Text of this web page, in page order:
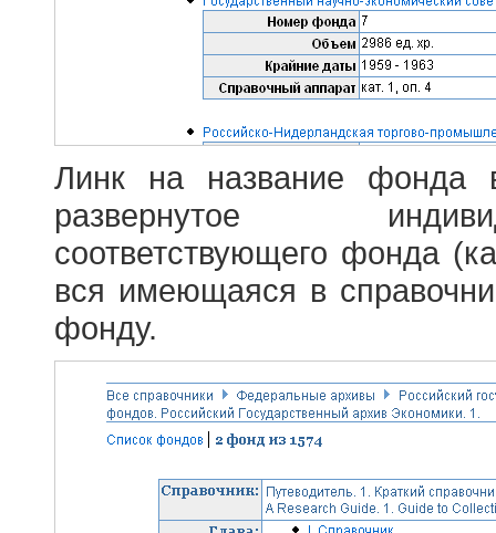
Линк на название фонда
развернутое
соответствующего фонда
вся имеющаяся в
фонду.